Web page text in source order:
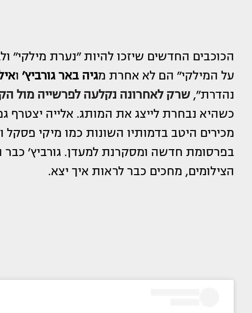
הכוכבים החדשים שיזכו להיות ״נערת מילקי״
על המילקי״ הם לא אחרת מגיה באר גורביץ׳ ו
נהדרת״,שרק לאחרונה נקלעה לפרשייה מול
כשהיא נבחרת לייצג את המותג. אלייה יצטרף
מכירים היטב בדמותיו השונות כמו מיקי פסקל
בפרסומת חדשה ומסקרנת למעדן. גורביץ׳
הצילומים, מחכים כבר לראות איך יצא.